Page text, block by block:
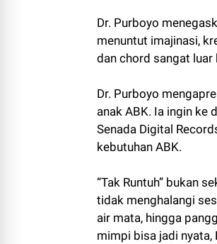
Dr. Purboyo
menuntut imajinasi,
dan chord sangat luar
Dr. Purboyo
anak ABK. Ia ingin ke
Senada Digital
kebutuhan ABK.
“Tak Runtuh” bukan
tidak menghalangi
air mata, hingga
mimpi bisa jadi nyata,